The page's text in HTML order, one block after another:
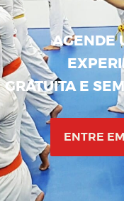
AGENDE
GRATUITA E
ENTRE